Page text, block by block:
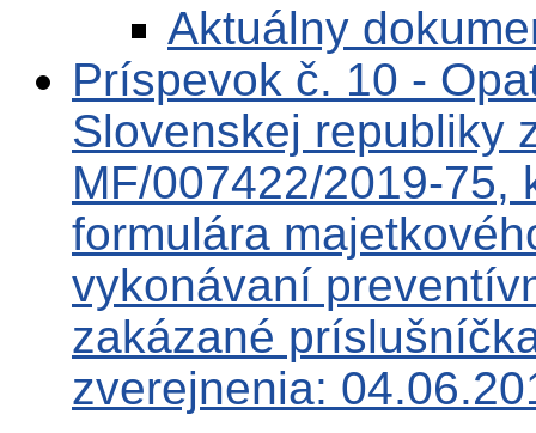
Aktuálny
Príspevok č. 10 -
Slovenskej republiky
MF/007422/2019-75,
formulára
vykonávaní
zakázané
zverejnenia: